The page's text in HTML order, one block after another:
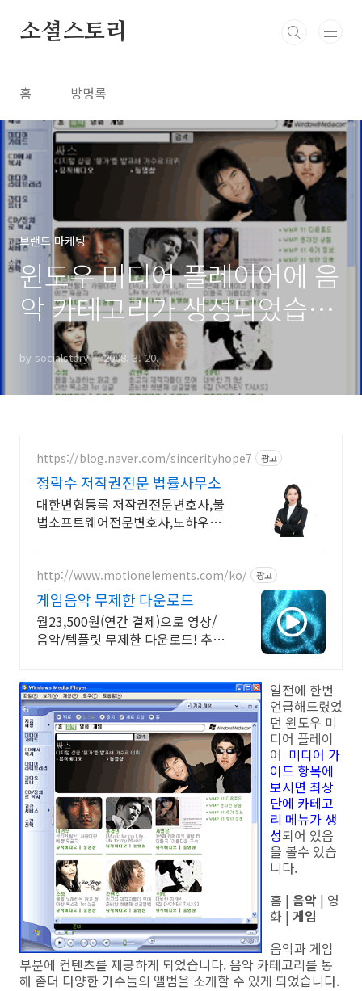
소셜스토리
홈 방명록
브랜드 마케팅
윈도우 미디어 플레이어에 음
악 카테고리가 생성되었습니
by socialstory 2008. 3. 20.
https://blog.naver.com/sincerityhope7 광고
정락수 저작권전문 법률사무소
대한변협등록 저작권전문변호사,불
법소프트웨어전문변호사,노하우와
http://www.motionelements.com/ko/ 광고
게임음악 무제한 다운로드
월23,500원(연간 결제)으로 영상/
음악/템플릿 무제한 다운로드! 추가
일전에 한번
언급해드렸었
던 윈도우 미
디어 플레이
어 미디어 가
이드 항목에
보시면 최상
단에 카테고
리 메뉴가 생
성되어 있음
을 볼수 있습
니다.
홈 | 음악 | 영
화 | 게임
음악과 게임
부분에 컨텐츠를 제공하게 되었습니다. 음악 카테고리를 통
해 좀더 다양한 가수들의 앨범을 소개할 수 있게 되었습니다.